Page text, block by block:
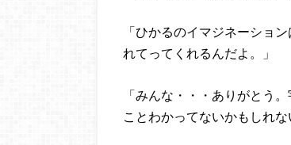
「ひかるのイマジネーショ
れてってくれるんだよ。」
「みんな・・・ありがとう
ことわかってないかもしれ